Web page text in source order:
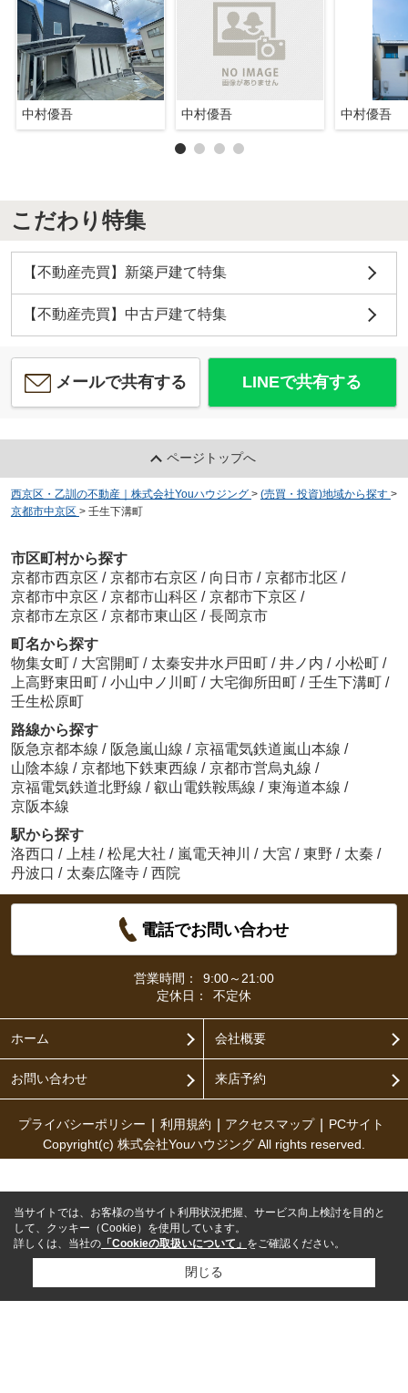
中村優吾 中村優吾 中村優吾
こだわり特集
【不動産売買】新築戸建て特集
【不動産売買】中古戸建て特集
メールで共有する LINEで共有する
ページトップへ
西京区・乙訓の不動産｜株式会社Youハウジング > (売買・投資)地域から探す >
京都市中京区 > 壬生下溝町
市区町村から探す
京都市西京区 / 京都市右京区 / 向日市 / 京都市北区 /
京都市中京区 / 京都市山科区 / 京都市下京区 /
京都市左京区 / 京都市東山区 / 長岡京市
町名から探す
物集女町 / 大宮開町 / 太秦安井水戸田町 / 井ノ内 / 小松町 /
上高野東田町 / 小山中ノ川町 / 大宅御所田町 / 壬生下溝町 /
壬生松原町
路線から探す
阪急京都本線 / 阪急嵐山線 / 京福電気鉄道嵐山本線 /
山陰本線 / 京都地下鉄東西線 / 京都市営烏丸線 /
京福電気鉄道北野線 / 叡山電鉄鞍馬線 / 東海道本線 /
京阪本線
駅から探す
洛西口 / 上桂 / 松尾大社 / 嵐電天神川 / 大宮 / 東野 / 太秦 /
丹波口 / 太秦広隆寺 / 西院
電話でお問い合わせ
営業時間：
9:00～21:00
定休日：
不定休
ホーム 会社概要
お問い合わせ 来店予約
プライバシーポリシー 利用規約 アクセスマップ
PCサイト
Copyright(c) 株式会社Youハウジング All rights reserved.
当サイトでは、お客様の当サイト利用状況把握、サービス向上検討を目的と
して、クッキー（Cookie）を使用しています。
詳しくは、当社の 「Cookieの取扱いについて」 をご確認ください。
閉じる